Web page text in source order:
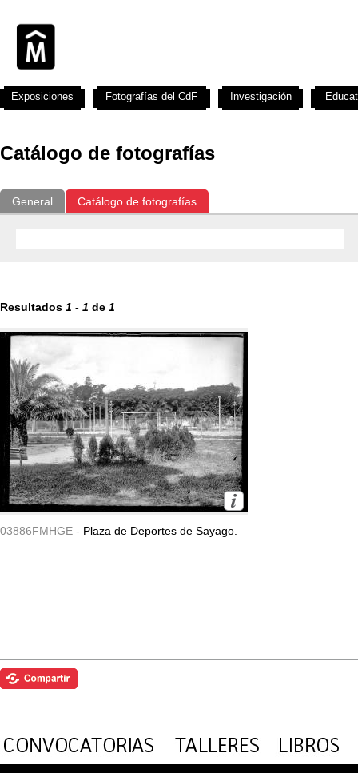
Catálogo de fotografías
General Catálogo de fotografías
Resultados 1 - 1 de 1
03886FMHGE - Plaza de Deportes de Sayago.
Exposiciones Fotografías del CdF Investigación